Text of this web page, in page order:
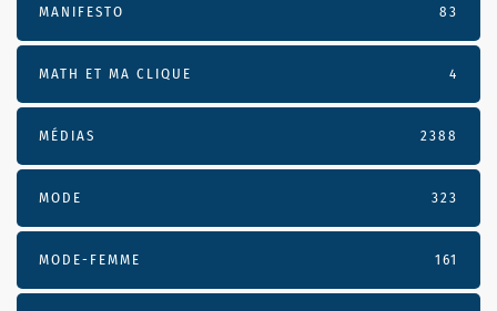
MANIFESTO 83
MATH ET MA CLIQUE 4
MÉDIAS 2388
MODE 323
MODE-FEMME 161